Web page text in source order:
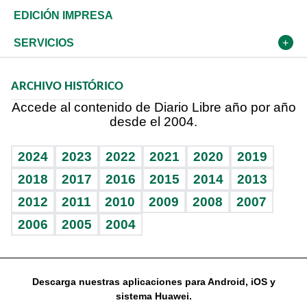
Caribe
Resto del mundo
Global y variable
Economía personal
Novedades
Podcast Arte Libre
Vida y familia
Eñe
Celebrando la vida
Sin complejos
En pocas palabras
Escuchando al corazón
Olimpismo
Más deportes
BRV
TBT Deportivo
Frente al Statu Quo
El Espía
Más firmas
Despertando al gigante
Cambio climático
Deportes
Opinión
Hecho en casa
Guía del dinero
EDICIÓN IMPRESA
SERVICIOS
Cumpleaños
Horóscopos
ARCHIVO HISTÓRICO
Accede al contenido de Diario Libre año por año
desde el 2004.
2024 2023 2022 2021 2020
2019
2018
2017 2016 2015 2014
2013
2012
2011 2010 2009 2008
2007
2006
2005 2004
Descarga nuestras aplicaciones para Android, iOS y
sistema Huawei.